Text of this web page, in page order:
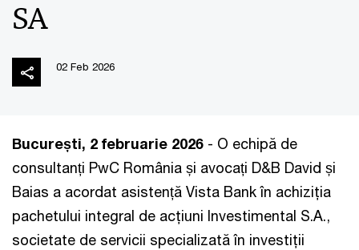
SA
02 Feb 2026
București, 2 februarie 2026 - O echipă de
consultanți PwC România și avocați D&B David și
Baias a acordat asistență Vista Bank în achiziţia
pachetului integral de acţiuni Investimental S.A.,
societate de servicii specializată în investiţii